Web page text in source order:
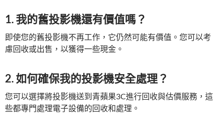
1. 我的舊投影機還有價值嗎？
即使您的舊投影機不再工作，它仍然可能有價值。您可以考
慮回收或出售，以獲得一些現金。
2. 如何確保我的投影機安全處理？
您可以選擇將投影機送到青蘋果3C進行回收與估價服務，這
些都專門處理電子設備的回收和處理。